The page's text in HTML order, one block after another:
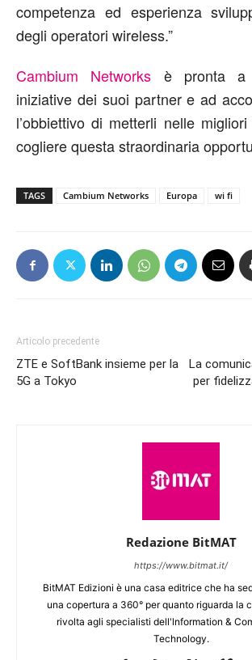
competenza ed esperienza
degli operatori wireless.”
Cambium Networks è pronta a
iniziative dei suoi partner e ad
l’obbiettivo di metterli nelle
cogliere questa straordinaria
TAGS Cambium Networks Europa wi fi
Articolo precedente
ZTE e SoftBank insieme per la
5G a Tokyo
La
per
Redazione BitMAT
https://www.bitmat.it/
BitMAT Edizioni è una casa editrice che ha
una copertura a 360° per quanto riguarda la
rivolta agli specialisti dell'lnformation &
Technology.